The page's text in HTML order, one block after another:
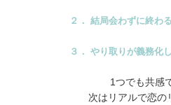
２． 結局会わずに終わ
３． やり取りが義務化
1つでも共感
次はリアルで恋の